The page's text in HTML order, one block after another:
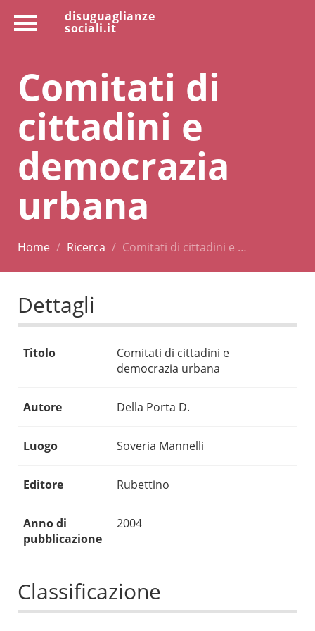
disuguaglianze
sociali.it
Comitati di
cittadini e
democrazia
urbana
Home Ricerca Comitati di cittadini e …
Dettagli
Titolo
Comitati di cittadini e
democrazia urbana
Autore Della Porta D.
Luogo Soveria Mannelli
Editore Rubettino
Anno di
pubblicazione
2004
Classificazione